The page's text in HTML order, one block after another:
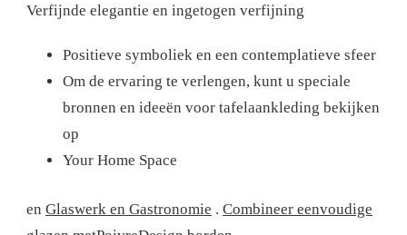
Verfijnde elegantie en ingetogen verfijning
Positieve symboliek en een contemplatieve sfeer
Om de ervaring te verlengen, kunt u speciale
bronnen en ideeën voor tafelaankleding bekijken
op
Your Home Space
en Glaswerk en Gastronomie . Combineer eenvoudige